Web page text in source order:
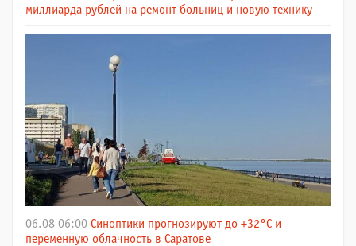
миллиарда рублей на ремонт больниц и новую технику
06.08 06:00 Синоптики прогнозируют до +32°C и
переменную облачность в Саратове